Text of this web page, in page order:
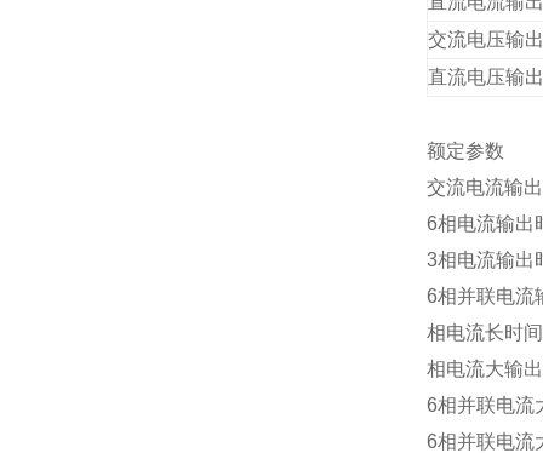
交流电压输
直流电压输
额定参数
交流电流输出
6相电流输出
3相电流输出
6相并联电流
相电流长时
相电流大输
6相并联电流
6相并联电流